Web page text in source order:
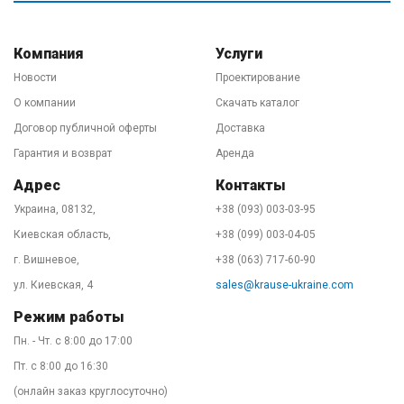
лестницы КРАУЗЕ производятся в Европе.
Наибольшая производственная линия стремянок и
лестниц - в Польше. Некоторые модели вышек
производятся в Венгрии. Стандарты качества на любой
производственной линии абсолютно одинаковы.
Более того, подавляющее большинство стремянок и
в Украине) делается именно в Польше, на заводе
KRAUSE в городе Свидница, что под Вроцлавом. И на
полках немецких или австрийских строительных
супермаркетов Вы в 99% случаев встретите именно
лестницу с польского завода. Такую же, как в нашем
представительстве в Украине. И не верьте
"специалистам", любящим рассказывать про разное
качество "тут" и "там". Это - чушь! Мы гордимся нашим
Компания
Новости
О компании
Договор публичной оферты
Гарантия и возврат
Услуги
Проектирование
Скачать каталог
Доставка
Аренда
Адрес
Украина, 08132,
Киевская область,
г. Вишневое,
ул. Киевская, 4
Контакты
+38 (093) 003-03-95
+38 (099) 003-04-05
+38 (063) 717-60-90
sales@krause-ukraine.com
Режим работы
Пн. - Чт. с 8:00 до 17:00
Пт. с 8:00 до 16:30
(онлайн заказ круглосуточно)